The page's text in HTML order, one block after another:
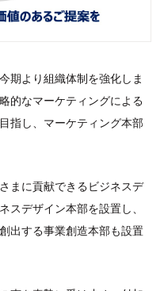
期より組織体制を強化しま
的なマーケティングによる
指し、マーケティング本部
まに貢献できるビジネスデ
スデザイン本部を設置し、
出する事業創造本部も設置